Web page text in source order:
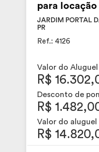
para locação
JARDIM PORTAL
PR
Ref.: 4126
Valor do Aluguel
R$
Desconto de
R$
Valor do
R$